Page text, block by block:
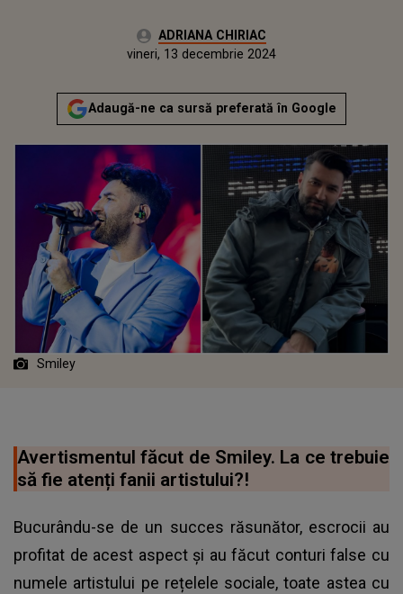
Autor:ADRIANA CHIRIAC
vineri, 13 decembrie 2024Actualizat:
vineri, 13 decembrie 2024
Adaugă-ne ca sursă preferată în Google
Smiley
Avertismentul făcut de Smiley. La ce trebuie
să fie atenți fanii artistului?!
Bucurându-se de un succes răsunător, escrocii au
profitat de acest aspect și au făcut conturi false cu
numele artistului pe rețelele sociale, toate astea cu